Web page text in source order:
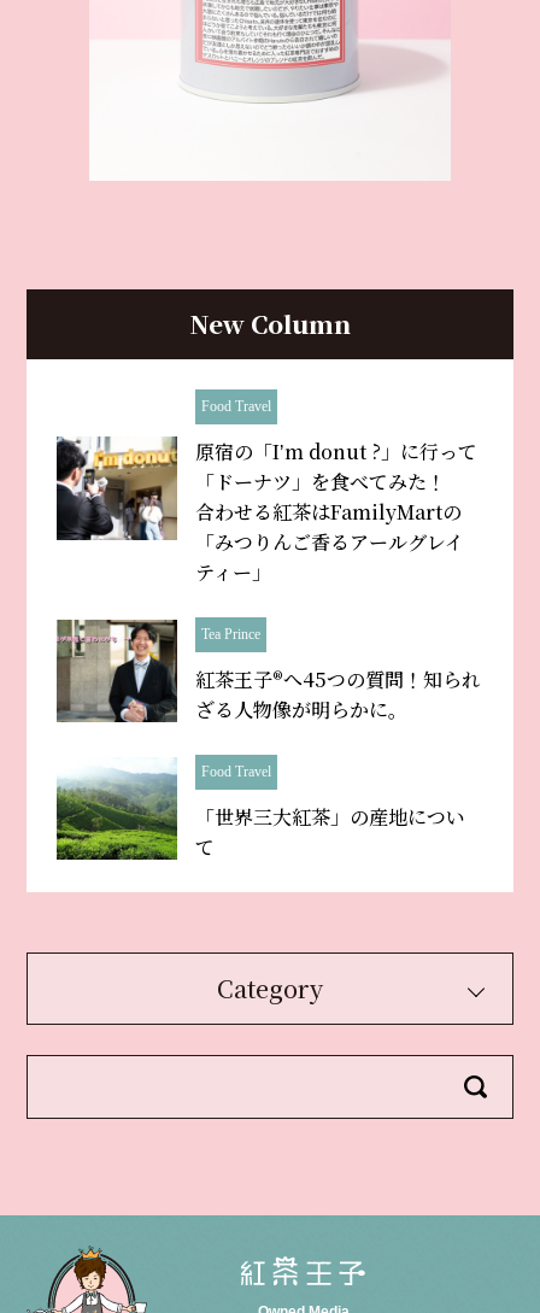
New Column
Food Travel
原宿の「Iʼm donut ?」に行って
「ドーナツ」を食べてみた！
合わせる紅茶はFamilyMartの
「みつりんご香るアールグレイ
ティー」
Tea Prince
紅茶王子®へ45つの質問！知られ
ざる人物像が明らかに。
Food Travel
「世界三大紅茶」の産地につい
て
Category